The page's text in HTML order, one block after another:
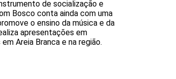
de socialização e
Bosco conta ainda com uma
o ensino da música e da
apresentações em
Areia Branca e na região.